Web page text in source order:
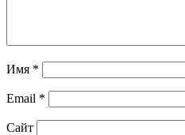
Имя *
Email *
Сайт